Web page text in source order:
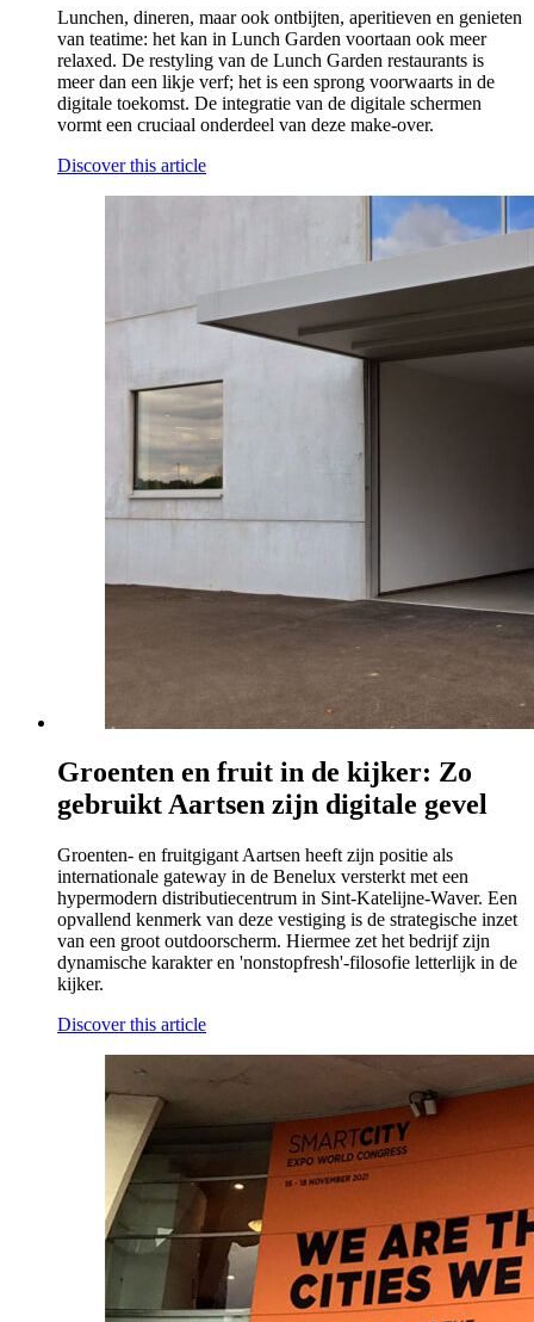
Lunchen, dineren, maar ook ontbijten, aperitieven en genieten
van teatime: het kan in Lunch Garden voortaan ook meer
relaxed. De restyling van de Lunch Garden restaurants is
meer dan een likje verf; het is een sprong voorwaarts in de
digitale toekomst. De integratie van de digitale schermen
vormt een cruciaal onderdeel van deze make-over.
Discover this article
Groenten en fruit in de kijker: Zo
gebruikt Aartsen zijn digitale gevel
Groenten- en fruitgigant Aartsen heeft zijn positie als
internationale gateway in de Benelux versterkt met een
hypermodern distributiecentrum in Sint-Katelijne-Waver. Een
opvallend kenmerk van deze vestiging is de strategische inzet
van een groot outdoorscherm. Hiermee zet het bedrijf zijn
dynamische karakter en 'nonstopfresh'-filosofie letterlijk in de
kijker.
Discover this article